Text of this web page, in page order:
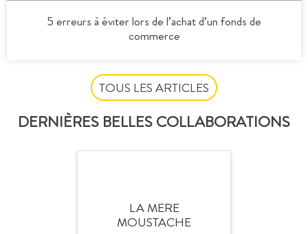
5 erreurs à éviter lors de l’achat d’un fonds de
commerce
TOUS LES ARTICLES
DERNIÈRES BELLES COLLABORATIONS
LA MERE
MOUSTACHE